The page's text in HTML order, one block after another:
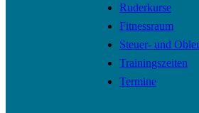
Ruderkurse
Fitnessraum
Steuer- und
Trainingszeiten
Termine